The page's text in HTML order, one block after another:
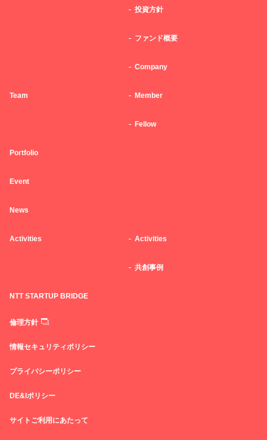
投資方針
ファンド概要
Company
Team Member
Fellow
Portfolio
Event
News
Activities Activities
共創事例
NTT STARTUP BRIDGE
倫理方針
情報セキュリティポリシー
プライバシーポリシー
DE&Iポリシー
サイトご利用にあたって